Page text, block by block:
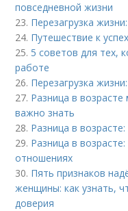
повседневной жизни
23. Перезагрузка
24. Путешествие к
25. 5 советов для тех,
работе
26. Перезагрузка
27. Разница в
важно знать
28. Разница в
29. Разница в
отношениях
30. Пять признаков
женщины: как узнать,
доверия